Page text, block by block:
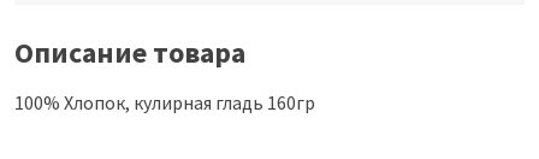
Описание товара
100% Хлопок, кулирная гладь 160гр